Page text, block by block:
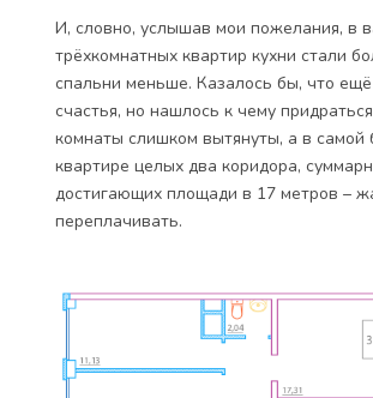
И, словно, услышав мои пожелания, в
трёхкомнатных квартир кухни стали
спальни меньше. Казалось бы, что
счастья, но нашлось к чему
комнаты слишком вытянуты, а в самой
квартире целых два коридора,
достигающих площади в 17 метров –
переплачивать.